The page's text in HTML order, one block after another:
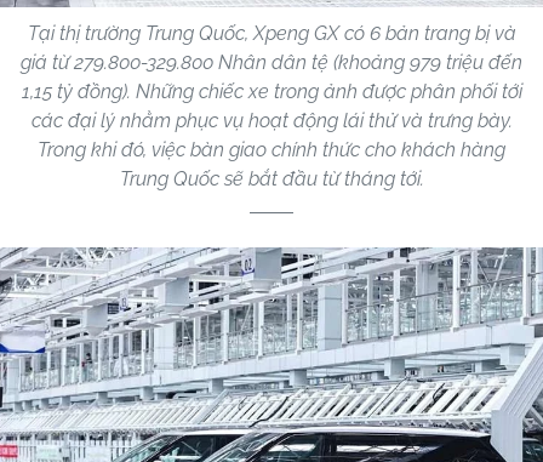
Tại thị trường Trung Quốc, Xpeng GX có 6 bản trang bị và
giá từ 279.800-329.800 Nhân dân tệ (khoảng 979 triệu đến
1,15 tỷ đồng). Những chiếc xe trong ảnh được phân phối tới
các đại lý nhằm phục vụ hoạt động lái thử và trưng bày.
Trong khi đó, việc bàn giao chính thức cho khách hàng
Trung Quốc sẽ bắt đầu từ tháng tới.